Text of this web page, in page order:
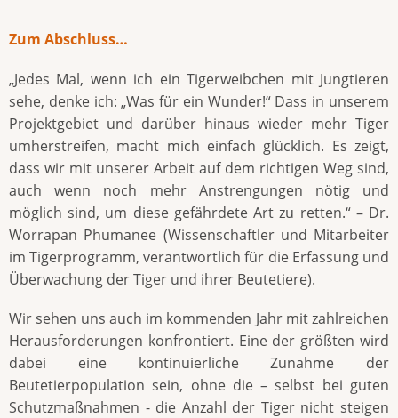
Zum Abschluss…
„Jedes Mal, wenn ich ein Tigerweibchen mit Jungtieren
sehe, denke ich: „Was für ein Wunder!“ Dass in unserem
Projektgebiet und darüber hinaus wieder mehr Tiger
umherstreifen, macht mich einfach glücklich. Es zeigt,
dass wir mit unserer Arbeit auf dem richtigen Weg sind,
auch wenn noch mehr Anstrengungen nötig und
möglich sind, um diese gefährdete Art zu retten.“ – Dr.
Worrapan Phumanee (Wissenschaftler und Mitarbeiter
im Tigerprogramm, verantwortlich für die Erfassung und
Überwachung der Tiger und ihrer Beutetiere).
Wir sehen uns auch im kommenden Jahr mit zahlreichen
Herausforderungen konfrontiert. Eine der größten wird
dabei eine kontinuierliche Zunahme der
Beutetierpopulation sein, ohne die – selbst bei guten
Schutzmaßnahmen - die Anzahl der Tiger nicht steigen